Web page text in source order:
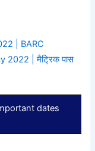
| BARC
2022 | मैट्रिक पास
dates